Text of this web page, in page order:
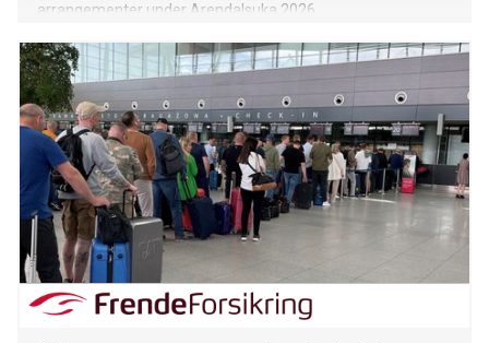
arrangementer under Arendalsuka 2026.